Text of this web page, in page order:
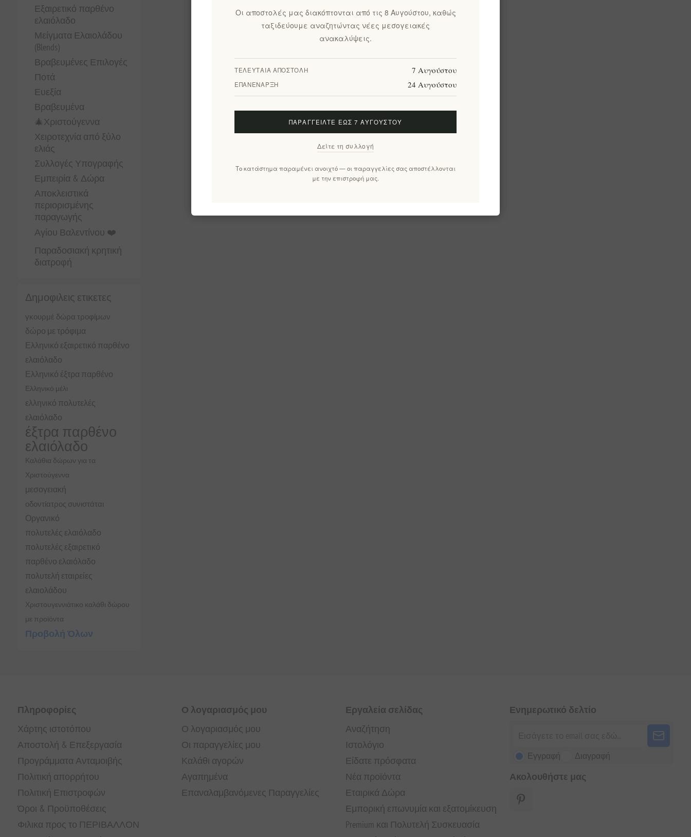
Εξαιρετικό παρθένο
ελαιόλαδο
Μείγματα Ελαιολάδου
(Blends)
Βραβευμένες Επιλογές
Ποτά
Ευεξία
Βραβευμένα
🎄Χριστούγεννα
Χειροτεχνία από ξύλο
ελιάς
Συλλογές Υπογραφής
Εμπειρία & Δώρα
Αποκλειστικά
περιορισμένης
παραγωγής
Αγίου Βαλεντίνου ❤️
Παραδοσιακή κρητική
διατροφή
Δημοφιλεις ετικετες
γκουρμέ δώρα τροφίμων
δώρο με τρόφιμα
Ελληνικό εξαιρετικό παρθένο
ελαιόλαδο
Ελληνικό έξτρα παρθένο
Ελληνικό μέλι
ελληνικό πολυτελές
ελαιόλαδο
έξτρα παρθένο
ελαιόλαδο
Καλάθια δώρων για τα
Χριστούγεννα
μεσογειακή
οδοντίατρος συνιστάται
Οργανικό
πολυτελές ελαιόλαδο
πολυτελές εξαιρετικό
παρθένο ελαιόλαδο
πολυτελή εταιρείες
ελαιολάδου
Χριστουγεννιάτικο καλάθι δώρου
με προϊόντα
Προβολή Όλων
Πληροφορίες
Χάρτης ιστοτόπου
Αποστολή & Επεξεργασία
Προγράμματα Ανταμοιβής
Πολιτική απορρήτου
Πολιτική Επιστροφών
Όροι & Προϋποθέσεις
Φιλικα προς το ΠΕΡΙΒΑΛΛΟΝ
Ο λογαριασμός μου
Ο λογαριασμός μου
Οι παραγγελίες μου
Καλάθι αγορών
Αγαπημένα
Επαναλαμβανόμενες Παραγγελίες
Εργαλεία σελίδας
Αναζήτηση
Ιστολόγιο
Είδατε πρόσφατα
Νέα προϊόντα
Εταιρικά Δώρα
Εμπορική επωνυμία και εξατομίκευση
Premium και Πολυτελή Συσκευασία
Ενημερωτικό δελτίο
Εγγραφή Διαγραφή
Ακολουθήστε μας
Οι αποστολές μας διακόπτονται από τις 8 Αυγούστου, καθώς
ταξιδεύουμε αναζητώντας νέες μεσογειακές
ανακαλύψεις.
ΤΕΛΕΥΤΑΊΑ ΑΠΟΣΤΟΛΉ 7 Αυγούστου
ΕΠΑΝΈΝΑΡΞΗ 24 Αυγούστου
ΠΑΡΑΓΓΕΊΛΤΕ ΈΩΣ 7 ΑΥΓΟΎΣΤΟΥ
Δείτε τη συλλογή
Το κατάστημα παραμένει ανοιχτό — οι παραγγελίες σας αποστέλλονται
με την επιστροφή μας.